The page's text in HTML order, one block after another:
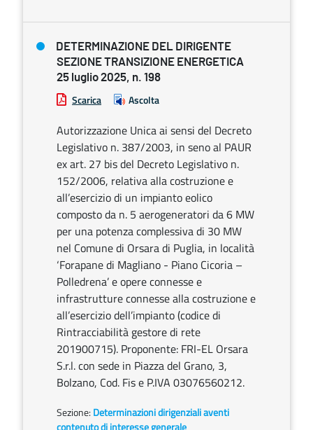
DETERMINAZIONE DEL DIRIGENTE
SEZIONE TRANSIZIONE ENERGETICA
25 luglio 2025, n. 198
Scarica Ascolta
Autorizzazione Unica ai sensi del Decreto
Legislativo n. 387/2003, in seno al PAUR
ex art. 27 bis del Decreto Legislativo n.
152/2006, relativa alla costruzione e
all’esercizio di un impianto eolico
composto da n. 5 aerogeneratori da 6 MW
per una potenza complessiva di 30 MW
nel Comune di Orsara di Puglia, in località
‘Forapane di Magliano - Piano Cicoria –
Polledrena’ e opere connesse e
infrastrutture connesse alla costruzione e
all’esercizio dell’impianto (codice di
Rintracciabilità gestore di rete
201900715). Proponente: FRI-EL Orsara
S.r.l. con sede in Piazza del Grano, 3,
Bolzano, Cod. Fis e P.IVA 03076560212.
Sezione: Determinazioni dirigenziali aventi
contenuto di interesse generale